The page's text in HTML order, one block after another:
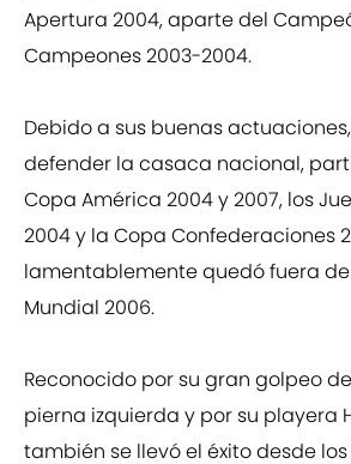
Apertura 2004, aparte del
Campeones 2003-2004.
Debido a sus buenas
defender la casaca nacional,
Copa América 2004 y 2007, los
2004 y la Copa Confederaciones
lamentablemente quedó fuera
Mundial 2006.
Reconocido por su gran golpeo
pierna izquierda y por su playera
también se llevó el éxito desde